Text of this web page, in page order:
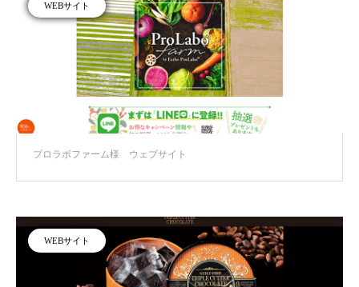
WEBサイト
プロラボファーム様 ウェブサイト
WEBサイト